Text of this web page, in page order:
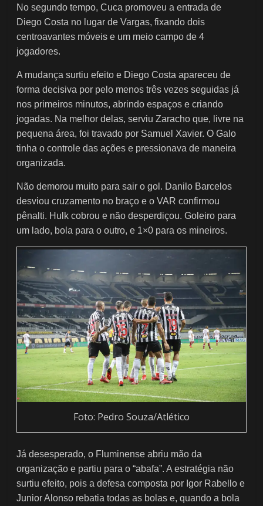
No segundo tempo, Cuca promoveu a entrada de
Diego Costa no lugar de Vargas, fixando dois
centroavantes móveis e um meio campo de 4
jogadores.
A mudança surtiu efeito e Diego Costa apareceu de
forma decisiva por pelo menos três vezes seguidas já
nos primeiros minutos, abrindo espaços e criando
jogadas. Na melhor delas, serviu Zaracho que, livre na
pequena área, foi travado por Samuel Xavier. O Galo
tinha o controle das ações e pressionava de maneira
organizada.
Não demorou muito para sair o gol. Danilo Barcelos
desviou cruzamento no braço e o VAR confirmou
pênalti. Hulk cobrou e não desperdiçou. Goleiro para
um lado, bola para o outro, e 1×0 para os mineiros.
Foto: Pedro Souza/Atlético
Já desesperado, o Fluminense abriu mão da
organização e partiu para o “abafa”. A estratégia não
surtiu efeito, pois a defesa composta por Igor Rabello e
Junior Alonso rebatia todas as bolas e, quando a bola